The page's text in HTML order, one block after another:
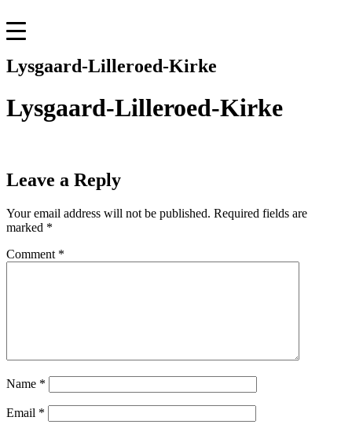
to
content
Lysgaard-Lilleroed-Kirke
Lysgaard-Lilleroed-Kirke
Leave a Reply
Your email address will not be published. Required fields are
marked *
Comment *
Name *
Email *